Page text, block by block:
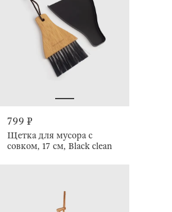
799 ₽
Щетка для мусора с
совком, 17 см, Black clean